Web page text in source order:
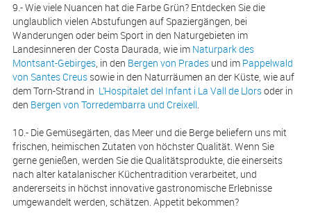
9.- Wie viele Nuancen hat die Farbe Grün? Entdecken Sie die
unglaublich vielen Abstufungen auf Spaziergängen, bei
Wanderungen oder beim Sport in den Naturgebieten im
Landesinneren der Costa Daurada, wie im Naturpark des
Montsant-Gebirges, in den Bergen von Prades und im Pappelwald
von Santes Creus sowie in den Naturräumen an der Küste, wie auf
dem Torn-Strand in L’Hospitalet del Infant i La Vall de Llorsoder in
den Bergen von Torredembarra und Creixell.
10.- Die Gemüsegärten, das Meer und die Berge beliefern uns mit
frischen, heimischen Zutaten von höchster Qualität. Wenn Sie
gerne genießen, werden Sie die Qualitätsprodukte, die einerseits
nach alter katalanischer Küchentradition verarbeitet, und
andererseits in höchst innovative gastronomische Erlebnisse
umgewandelt werden, schätzen. Appetit bekommen?